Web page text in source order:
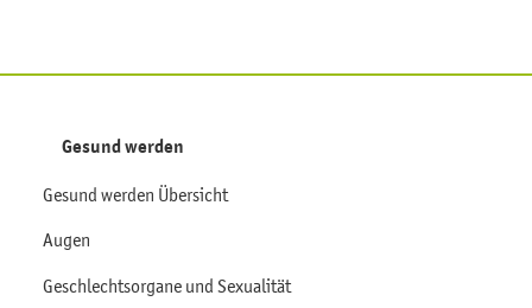
Gesund werden
Gesund werden Übersicht
Augen
Geschlechtsorgane und Sexualität